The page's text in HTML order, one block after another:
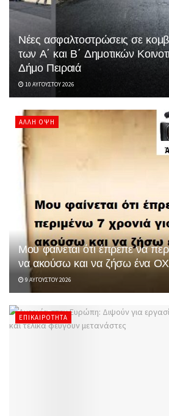
Νέες ασφαλτοστρώσεις σε
των Α΄ και Β΄ Δημοτικών
Δήμο Πειραιά
10 ΑΥΓΟΎΣΤΟΥ 2026
ΆΛΛΗ ΌΨΗ
Μου φαίνεται ότι έπρεπε να
να ακούσω και να ζήσω ένα
9 ΑΥΓΟΎΣΤΟΥ 2026
ΕΠΙΚΑΙΡΌΤΗΤΑ